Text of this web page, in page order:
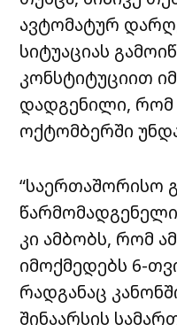
ავტომატურ
სიტუაციას
კონსტიტუციით
დადგენილი, რომ
ოქტომბერში
“საერთაშორისო
კი ამბობს, რომ
იმოქმედებს 6-
რადგანაც
შინაარსის